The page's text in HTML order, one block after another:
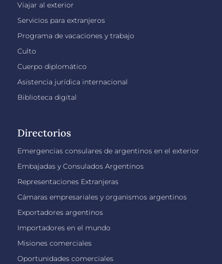
Viajar al exterior
Servicios para extranjeros
Programa de vacaciones y trabajo
Culto
Cuerpo diplomático
Asistencia jurídica internacional
Biblioteca digital
Directorios
Emergencias consulares de argentinos en el exterior
Embajadas y Consulados Argentinos
Representaciones Extranjeras
Cámaras empresariales y organismos argentinos
Exportadores argentinos
Importadores en el mundo
Misiones comerciales
Oportunidades comerciales